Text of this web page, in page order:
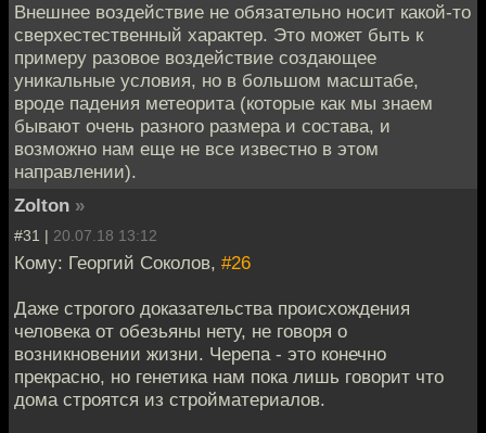
Внешнее воздействие не обязательно носит какой-то
сверхестественный характер. Это может быть к
примеру разовое воздействие создающее
уникальные условия, но в большом масштабе,
вроде падения метеорита (которые как мы знаем
бывают очень разного размера и состава, и
возможно нам еще не все известно в этом
направлении).
Zolton »
#31 | 20.07.18 13:12
Кому: Георгий Соколов, #26
Даже строгого доказательства происхождения
человека от обезьяны нету, не говоря о
возникновении жизни. Черепа - это конечно
прекрасно, но генетика нам пока лишь говорит что
дома строятся из стройматериалов.